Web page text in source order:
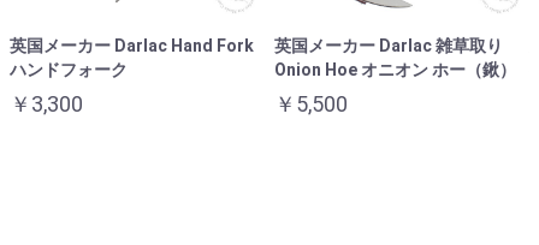
英国メーカー Darlac Hand Fork
ハンドフォーク
￥3,300
英国メーカー Darlac 雑草取り
Onion Hoe オニオン ホー（鍬）
￥5,500